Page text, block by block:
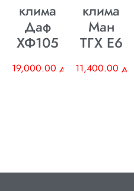
клима
Даф
ХФ105
19,000.00 ден
клима
Ман
ТГХ E6
11,400.00 ден